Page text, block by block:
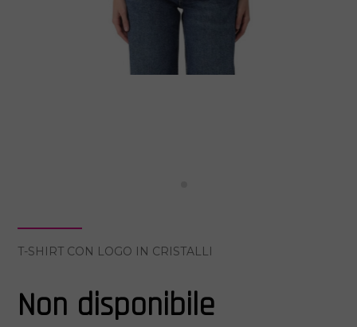
T-SHIRT CON LOGO IN CRISTALLI
Non disponibile